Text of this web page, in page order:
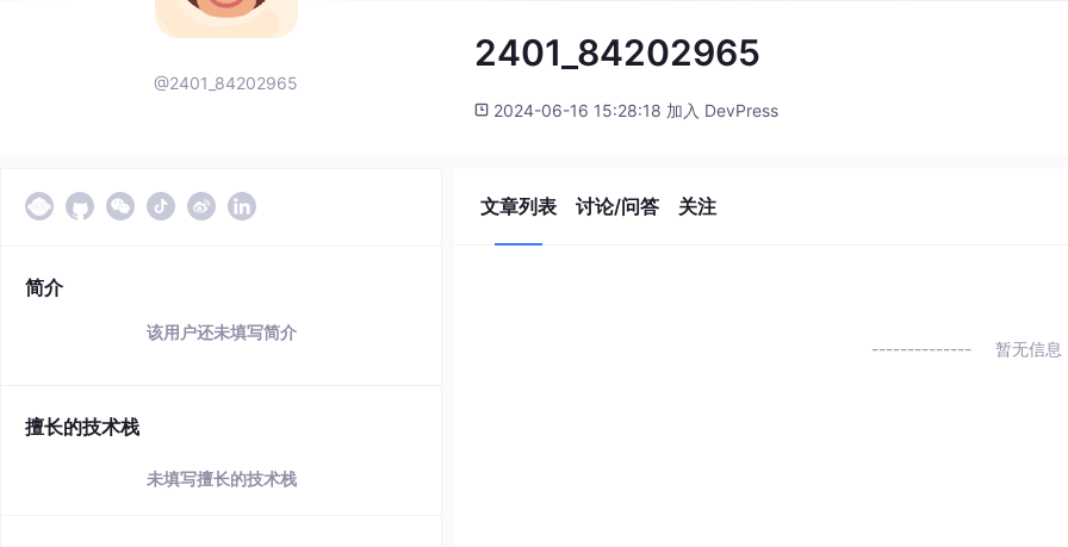
@2401_84202965
2401_84202965
2024-06-16 15:28:18 加入 DevPress
简介
该用户还未填写简介
擅长的技术栈
未填写擅长的技术栈
文章列表 讨论/问答 关注
暂无信息